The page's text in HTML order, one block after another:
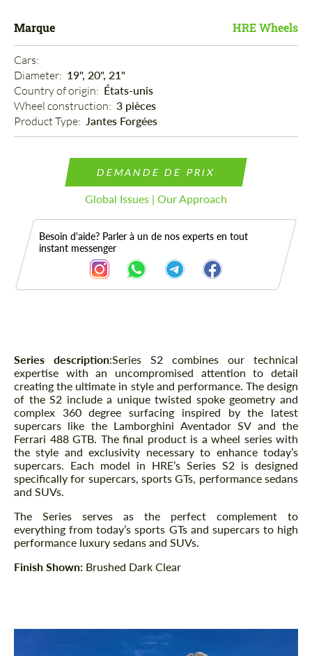
Marque HRE Wheels
Cars:
Diameter: 19", 20", 21"
Country of origin: États-unis
Wheel construction: 3 pièces
Product Type: Jantes Forgées
DEMANDE DE PRIX
Global Issues | Our Approach
Besoin d'aide? Parler à un de nos experts en tout
instant messenger
Description
Series description:Series S2 combines our technical
expertise with an uncompromised attention to detail
creating the ultimate in style and performance. The design
of the S2 include a unique twisted spoke geometry and
complex 360 degree surfacing inspired by the latest
supercars like the Lamborghini Aventador SV and the
Ferrari 488 GTB. The final product is a wheel series with
the style and exclusivity necessary to enhance today’s
supercars. Each model in HRE’s Series S2 is designed
specifically for supercars, sports GTs, performance sedans
and SUVs.
The Series serves as the perfect complement to
everything from today’s sports GTs and supercars to high
performance luxury sedans and SUVs.
Finish Shown: Brushed Dark Clear